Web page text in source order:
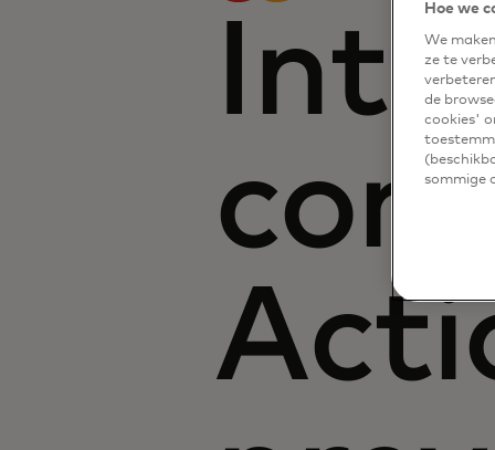
Hoe we
We
ze te
de
cookies'
sommige